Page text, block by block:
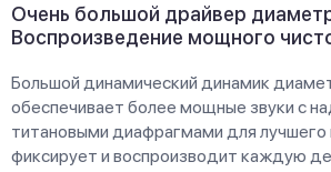
Очень большой драйвер
Воспроизведение мощного
Большой динамический динамик
обеспечивает более мощные звуки с
титановыми диафрагмами для лучшего
фиксирует и воспроизводит каждую